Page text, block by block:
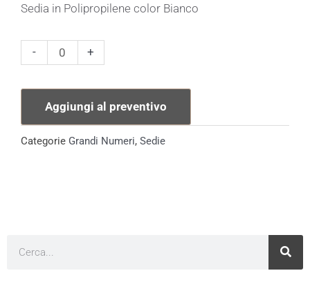
Sedia in Polipropilene color Bianco
-
Sedia
quantità
+
Aggiungi al preventivo
Categorie Grandi Numeri, Sedie